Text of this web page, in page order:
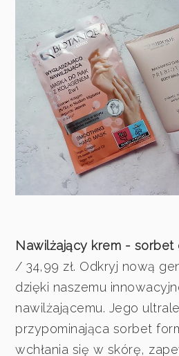
Nawilżający krem - sorbet
/ 34,99 zł. Odkryj nową
dzięki naszemu
nawilżającemu. Jego
przypominająca sorbet
wchłania się w skórę,